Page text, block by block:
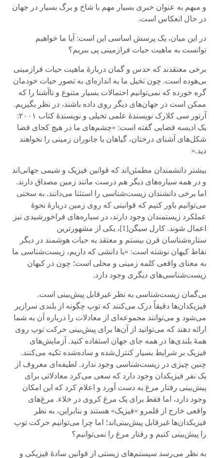
و مبهم به عنوان خبری بسیار مهم با شاخ و برگ بسیار در جهان
در حال انعکاس است.
در این میان، یک پرسش اساسی این است: آیا ما خواهیم
توانست به ماهیت حیات فرازمینی پی ببریم؟
برخی معتقدند که حدس و گمان دربارهٔ ماهیت حیات فرازمینی
بی‌هوده است. چون تخیل ما به اندازه‌ای به تصور حیات خودمان
گره خورده که نمی‌توانیم احتمالات بسیار متنوع و ناآشنا را که
ممکن است در جهان‌های دیگر روی داده باشند، در نظر بگیریم.
آرتور سی کلارک نویسندهٔ علمی تخیلی و نویسندهٔ کتاب ۲۰۰۱:
یک ادیسه فضایی گفته است: «چشم‌های ما در هیچ کجای فضا
شکل‌های آشنای درختان، گیاهان یا جانوران زمینی را نخواهند
دید.»
‌بیشتر دانشمندان مطمئن‌اند که قوانین فیزیک و شیمی جهانی‌اند
و در همه سیاره‌های دیگر هم درست مانند زمین مصداق دارند.
اما برخی دانشندان زیست‌شناسی را استثنا می‌دانند. به سختی
می‌توانیم باور کنیم که قوانینی که روی زمین دربارهٔ نحوهٔ
عملکرد زیستمندان وجود دارند، در سیاره‌های فراخورشیدی نیز
اعمال شوند. کارل سیگن[1]، یکی از مشهورترین
ستاره‌شناسان قرن بیستم و معتقد به ‌حیات هوشمند در ‌دیگر
نقاط کیهان نوشته است: «با دانشی که داریم، ‌زیست‌شناسی ما
به معنای واقعی کلمه زمینی و محلی است؛ چون در کیهان
زیست‌شناسی‌های دیگری وجود دارد.
بی‌گمان ‌زیست‌شناسی به نظر غیرقابل پیش‌بینی است.
فیزیکدان‌ها دقیقاً درک می‌کنند که توپ چگونه از بلندی سرازیر
می‌شود و می‌توانند مجموعه‌ای از معادلات را درباره آن به شما
ارائه دهند که می‌توانید از ‌‌آن‌ها برای پیش‌بینی حرکت توپ‌ روی
همهٔ بلندی‌ها در همه جای جهان استفاده کنید. آزمایش‌های
فیزیک بر شرایط بسیار کنترل‌شده و ساده‌شده تکیه می‌کنند.
چنین چیزی در زیست‌شناسی وجود ندارد. لطیفه‌ای معروف از
یک نفر فیزیکدان وجود دارد که سعی می‌کرد معادلاتی برای
پیش‌بینی رفتار مرغ به دست آورد و اعلام کرد که این امکان
وجود دارد، اما فقط برای یک مرغ کروی در خلاء. مرغ‌های
واقعی خارج از قلمرو «فیزیک» هستند و بنابراین، به نظر
فیزیکدان‌ها غیرقابل پیش‌بینی‌اند؛ اما چرا می‌توانیم حرکت توپ
را پیش‌بینی کنیم و رفتار مرغ را نمی‌توانیم؟
به نظر می‌رسد سیستم‌‌های زیستی از قوانین سادهٔ فیزیکی و